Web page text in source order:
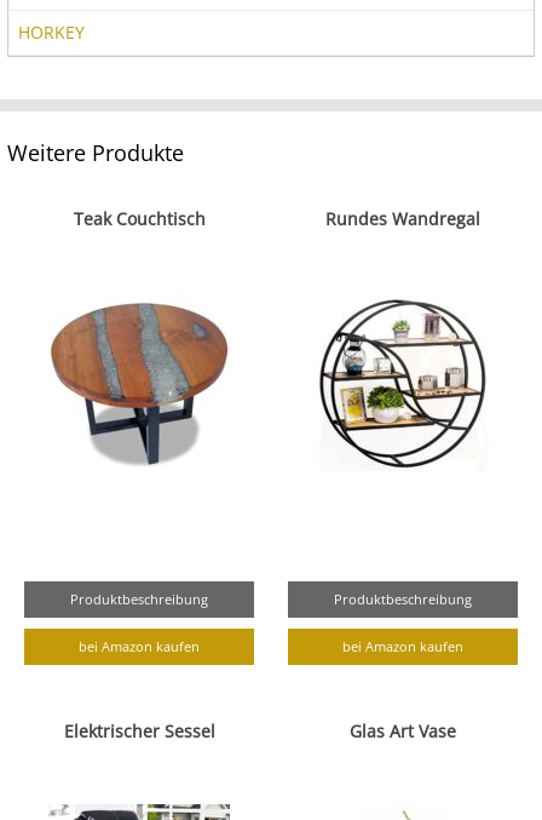
HORKEY
Weitere Produkte
Teak Couchtisch
Produktbeschreibung
bei Amazon kaufen
Rundes Wandregal
Produktbeschreibung
bei Amazon kaufen
Elektrischer Sessel Glas Art Vase